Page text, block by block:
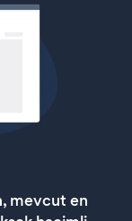
mevcut en